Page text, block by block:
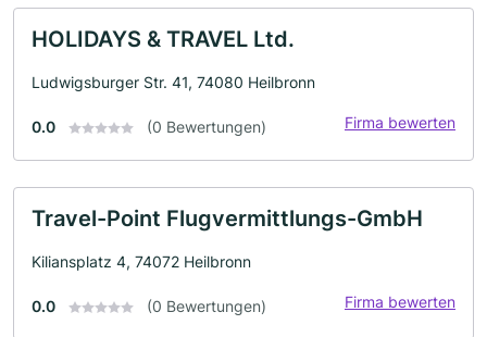
HOLIDAYS & TRAVEL Ltd.
Ludwigsburger Str. 41, 74080 Heilbronn
0.0 (0 Bewertungen) Firma bewerten
Travel-Point Flugvermittlungs-GmbH
Kiliansplatz 4, 74072 Heilbronn
0.0 (0 Bewertungen) Firma bewerten